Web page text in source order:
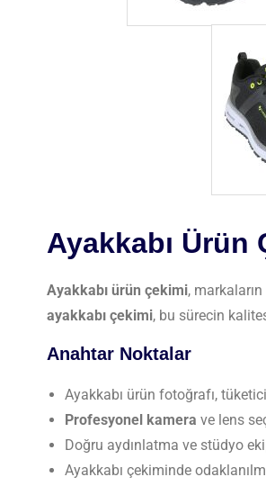
Ayakkabı Ürün
Ayakkabı ürün çekimi,
ayakkabı çekimi, bu sürecin
Anahtar Noktalar
Ayakkabı ürün fotoğrafı,
Profesyonel kamera ve lens
Doğru aydınlatma ve stüdyo
Ayakkabı çekiminde